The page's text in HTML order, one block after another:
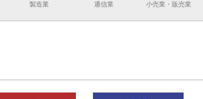
製造業 通信業 小売業・販売業